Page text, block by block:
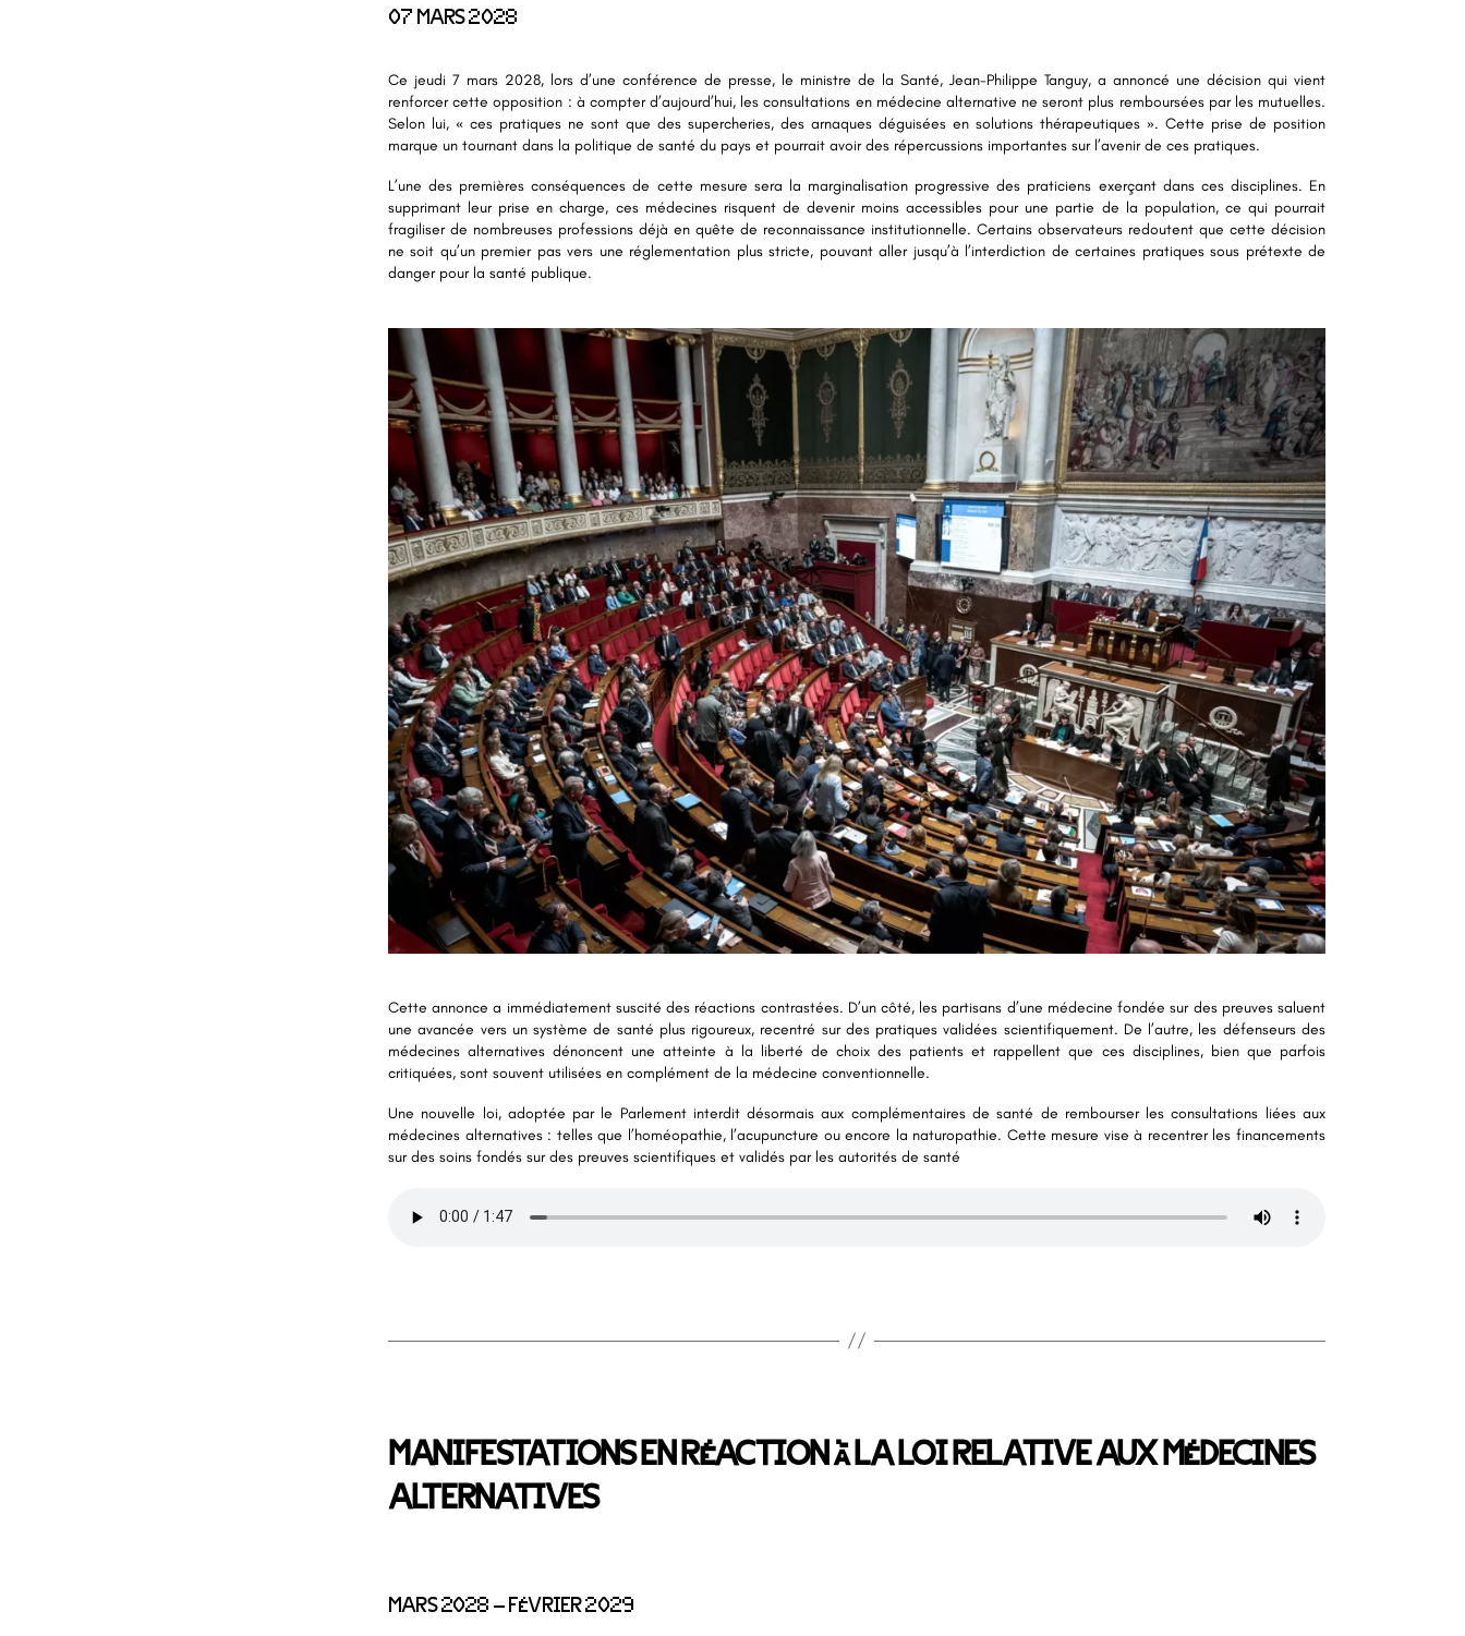
07 MARS 2028
Ce jeudi 7 mars 2028, lors d’une conférence de presse, le ministre de la Santé, Jean-Philippe Tanguy, a annoncé une décision qui vient
renforcer cette opposition : à compter d’aujourd’hui, les consultations en médecine alternative ne seront plus remboursées par les mutuelles.
Selon lui, « ces pratiques ne sont que des supercheries, des arnaques déguisées en solutions thérapeutiques ». Cette prise de position
marque un tournant dans la politique de santé du pays et pourrait avoir des répercussions importantes sur l’avenir de ces pratiques.
L’une des premières conséquences de cette mesure sera la marginalisation progressive des praticiens exerçant dans ces disciplines. En
supprimant leur prise en charge, ces médecines risquent de devenir moins accessibles pour une partie de la population, ce qui pourrait
fragiliser de nombreuses professions déjà en quête de reconnaissance institutionnelle. Certains observateurs redoutent que cette décision
ne soit qu’un premier pas vers une réglementation plus stricte, pouvant aller jusqu’à l’interdiction de certaines pratiques sous prétexte de
danger pour la santé publique.
Cette annonce a immédiatement suscité des réactions contrastées. D’un côté, les partisans d’une médecine fondée sur des preuves saluent
une avancée vers un système de santé plus rigoureux, recentré sur des pratiques validées scientifiquement. De l’autre, les défenseurs des
médecines alternatives dénoncent une atteinte à la liberté de choix des patients et rappellent que ces disciplines, bien que parfois
critiquées, sont souvent utilisées en complément de la médecine conventionnelle.
Une nouvelle loi, adoptée par le Parlement interdit désormais aux complémentaires de santé de rembourser les consultations liées aux
médecines alternatives : telles que l’homéopathie, l’acupuncture ou encore la naturopathie. Cette mesure vise à recentrer les financements
sur des soins fondés sur des preuves scientifiques et validés par les autorités de santé
MANIFESTATIONS EN RÉACTION À LA LOI RELATIVE AUX MÉDECINES
ALTERNATIVES
MARS 2028 – FÉVRIER 2029